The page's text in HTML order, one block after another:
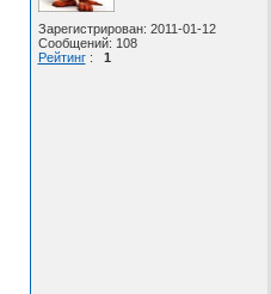
Зарегистрирован: 2011-01-12
Сообщений: 108
Рейтинг: 1